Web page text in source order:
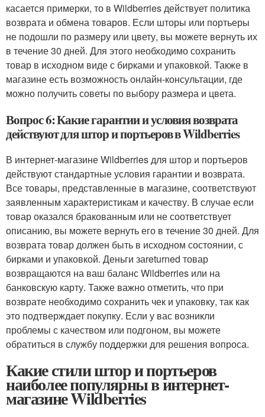
касается примерки, то в Wildberries действует политика
возврата и обмена товаров. Если шторы или портьеры
не подошли по размеру или цвету, вы можете вернуть их
в течение 30 дней. Для этого необходимо сохранить
товар в исходном виде с бирками и упаковкой. Также в
магазине есть возможность онлайн-консультации, где
можно получить советы по выбору размера и цвета.
Вопрос 6: Какие гарантии и условия возврата
действуют для штор и портьеров в Wildberries
В интернет-магазине Wildberries для штор и портьеров
действуют стандартные условия гарантии и возврата.
Все товары, представленные в магазине, соответствуют
заявленным характеристикам и качеству. В случае если
товар оказался бракованным или не соответствует
описанию, вы можете вернуть его в течение 30 дней. Для
возврата товар должен быть в исходном состоянии, с
бирками и упаковкой. Деньги заreturned товар
возвращаются на ваш баланс Wildberries или на
банковскую карту. Также важно отметить, что при
возврате необходимо сохранить чек и упаковку, так как
это подтверждает покупку. Если у вас возникли
проблемы с качеством или подгоном, вы можете
обратиться в службу поддержки для решения вопроса.
Какие стили штор и портьеров
наиболее популярны в интернет-
магазине Wildberries